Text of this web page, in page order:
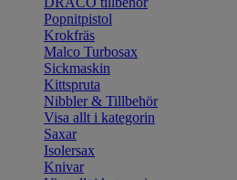
Popnitpistol
Krokfräs
Malco Turbosax
Sickmaskin
Kittspruta
Nibbler & Tillbehör
Visa allt i kategorin
Saxar
Isolersax
Knivar